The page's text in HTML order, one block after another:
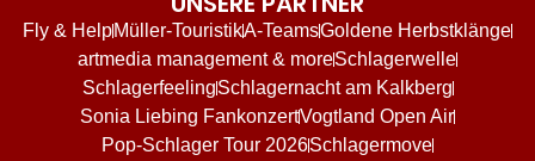
Fly & HelpMüller-TouristikA-TeamsGoldene Herbstklänge
artmedia management & moreSchlagerwelle
SchlagerfeelingSchlagernacht am Kalkberg
Sonia Liebing FankonzertVogtland Open Air
Pop-Schlager Tour 2026Schlagermove